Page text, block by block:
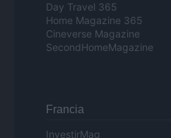
Day Travel 365
Home Magazine 365
Cineverse Magazine
SecondHomeMagazine
Francia
InvestirMag